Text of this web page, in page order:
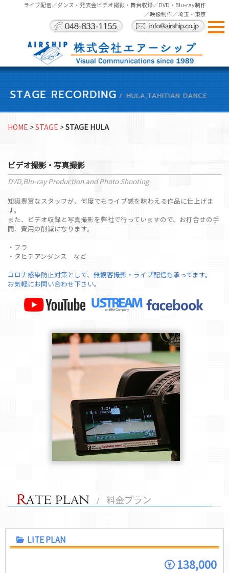
ライブ配信／ダンス・発表会ビデオ撮影・舞台収録／DVD・Blu-ray制作
／映像制作／埼玉・東京
HOME >STAGE >STAGE HULA
ビデオ撮影・写真撮影
DVD,Blu-ray Production and Photo Shooting
知識豊富なスタッフが、何度でもライブ感を味わえる作品に仕上げま
す。
また、ビデオ収録と写真撮影を弊社で行っていますので、お打合せの手
間、費用の削減になります。
・フラ
・タヒチアンダンス など
コロナ感染防止対策として、無観客撮影・ライブ配信も承ってます。
お気軽にお問い合わせ下さい。
LITE PLAN
138,000